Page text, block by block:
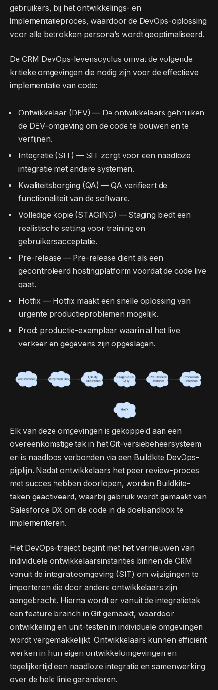
gebruikers, bij het ontwikkelings- en
implementatieproces, waardoor de DevOps-oplossing
voor alle betrokken persona’s wordt geoptimaliseerd.
De CRM DevOps-levenscyclus omvat de volgende
kritieke omgevingen die nodig zijn voor de effectieve
implementatie van code:
Ontwikkelaar (DEV) — De ontwikkelaars gebruiken
de DEV-omgeving om de code te bouwen en te
verfijnen.
Integratie (SIT) — SIT zorgt voor een naadloze
integratie met andere systemen.
Kwaliteitsborging (QA) — QA verifieert de
functionaliteit van de software.
Volledige kopie (STAGING) — Staging biedt een
realistische setting voor training en
gebruikersacceptatie.
Pre-release — Pre-release dient als een
gecontroleerd hostingplatform voordat de code live
gaat.
Hotfix — Hotfix maakt een snelle oplossing van
urgente productieproblemen mogelijk.
Prod: productie-exemplaar waarin al het live
verkeer en gegevens zijn opgeslagen.
Elk van deze omgevingen is gekoppeld aan een
overeenkomstige tak in het Git-versiebeheersysteem
en is naadloos verbonden via een Buildkite DevOps-
pijplijn. Nadat ontwikkelaars het peer review-proces
met succes hebben doorlopen, worden Buildkite-
taken geactiveerd, waarbij gebruik wordt gemaakt van
Salesforce DX om de code in de doelsandbox te
implementeren.
Het DevOps-traject begint met het vernieuwen van
individuele ontwikkelaarsinstanties binnen de CRM
vanuit de integratieomgeving (SIT) om wijzigingen te
importeren die door andere ontwikkelaars zijn
aangebracht. Hierna wordt er vanuit de integratietak
een feature branch in Git gemaakt, waardoor
ontwikkeling en unit-testen in individuele omgevingen
wordt vergemakkelijkt. Ontwikkelaars kunnen efficiënt
werken in hun eigen ontwikkelomgevingen en
tegelijkertijd een naadloze integratie en samenwerking
over de hele linie garanderen.